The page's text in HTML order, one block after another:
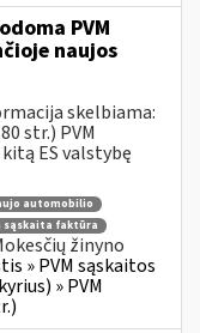
PVM
naujos
skelbiama:
str.) PVM
ES valstybę
automobilio
sąskaita faktūra
žinyno
» PVM sąskaitos
» PVM